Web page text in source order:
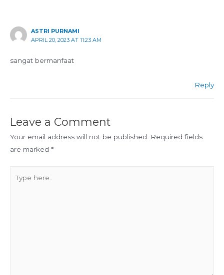
ASTRI PURNAMI
APRIL 20, 2023 AT 11:23 AM
sangat bermanfaat
Reply
Leave a Comment
Your email address will not be published. Required fields
are marked *
here..